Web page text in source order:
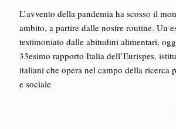
L’avvento della pandemia ha scosso il
ambito, a partire dalle nostre routine. Un
testimoniato dalle abitudini alimentari,
33esimo rapporto Italia dell’Eurispes,
italiani che opera nel campo della ricerca
e sociale